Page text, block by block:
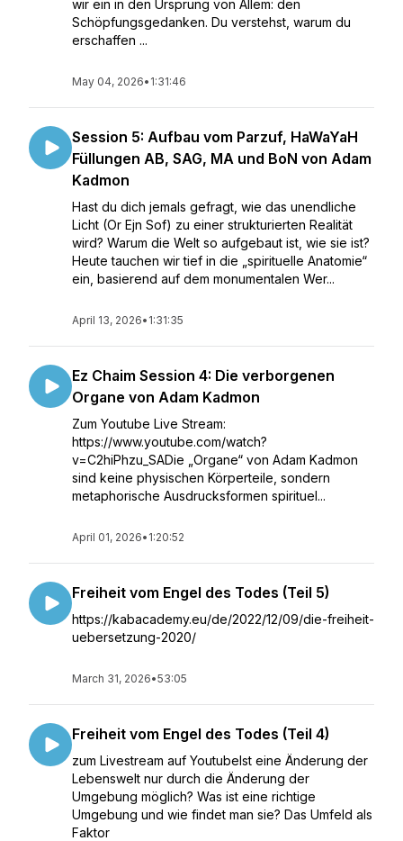
wir ein in den Ursprung von Allem: den
Schöpfungsgedanken. Du verstehst, warum du
erschaffen ...
May 04, 2026• 1:31:46
Session 5: Aufbau vom Parzuf, HaWaYaH
Füllungen AB, SAG, MA und BoN von Adam
Kadmon
Hast du dich jemals gefragt, wie das unendliche
Licht (Or Ejn Sof) zu einer strukturierten Realität
wird? Warum die Welt so aufgebaut ist, wie sie ist?
Heute tauchen wir tief in die „spirituelle Anatomie“
ein, basierend auf dem monumentalen Wer...
April 13, 2026• 1:31:35
Ez Chaim Session 4: Die verborgenen
Organe von Adam Kadmon
Zum Youtube Live Stream:
https://www.youtube.com/watch?
v=C2hiPhzu_SADie „Organe“ von Adam Kadmon
sind keine physischen Körperteile, sondern
metaphorische Ausdrucksformen spirituel...
April 01, 2026• 1:20:52
Freiheit vom Engel des Todes (Teil 5)
https://kabacademy.eu/de/2022/12/09/die-freiheit-
uebersetzung-2020/
March 31, 2026•53:05
Freiheit vom Engel des Todes (Teil 4)
zum Livestream auf YoutubeIst eine Änderung der
Lebenswelt nur durch die Änderung der
Umgebung möglich? Was ist eine richtige
Umgebung und wie findet man sie? Das Umfeld als
Faktor